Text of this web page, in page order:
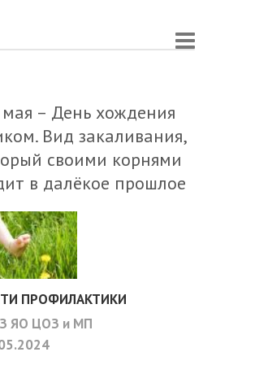
– День хождения
Вид закаливания,
своими корнями
в далёкое прошлое
ПРОФИЛАКТИКИ
ЯО ЦОЗ и МП